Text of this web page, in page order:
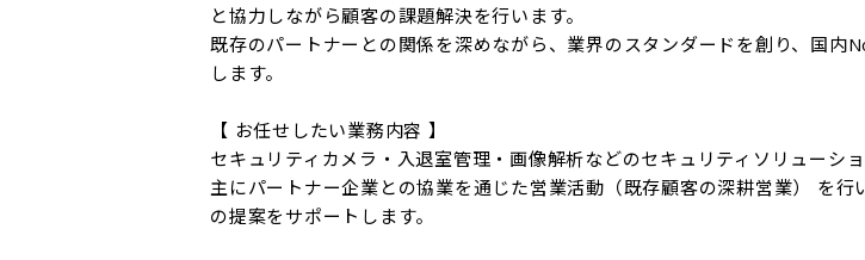
と協力しながら顧客の課題解決を行います。
既存のパートナーとの関係を深めながら、業界のスタンダードを創り、国内
します。
【 お任せしたい業務内容 】
セキュリティカメラ・入退室管理・画像解析などのセキュリティソリューショ
主にパートナー企業との協業を通じた営業活動（既存顧客の深耕営業） を行
の提案をサポートします。